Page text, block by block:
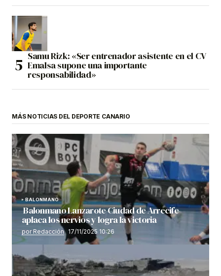
Samu Rizk: «Ser entrenador asistente en el CV
Emalsa supone una importante
responsabilidad»
MÁS NOTICIAS DEL DEPORTE CANARIO
BALONMANO
Balonmano Lanzarote Ciudad de Arrecife
aplaca los nervios y logra la victoria
por Redacción 17/11/2025 10:26